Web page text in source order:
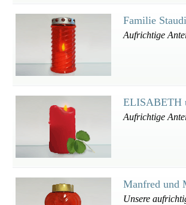
Familie
Aufrichtige
ELISABETH
Aufrichtige
Manfred und
Unsere